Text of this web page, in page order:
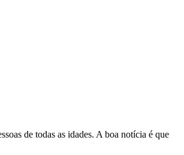
de todas as idades. A boa notícia é que